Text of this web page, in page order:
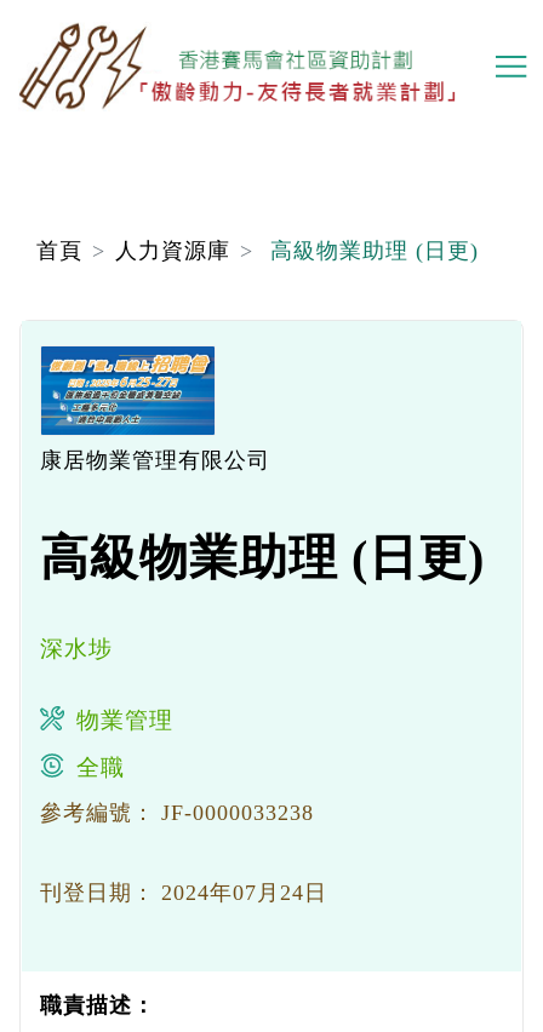
主
內
首頁 人力資源庫 高級物業助理 (日更)
康居物業管理有限公司
高級物業助理 (日更)
深水埗
物業管理
全職
參考編號： JF-0000033238
刊登日期： 2024年07月24日
職責描述：